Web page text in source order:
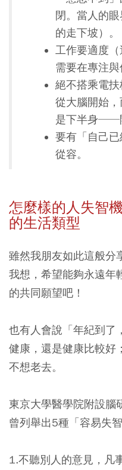
閉。當人的
的走下坡）。
工作要適度（
需要在專注
絕不搭乘電
從大腦開始
是下半身──
要有「自己
從容。
怎麼樣的人失智
的生活類型
雖然我朋友如此這般分
我想，希望能夠永遠年
的共同願望吧！
也有人會說「年紀到了
健康，還是健康比較好
不想老去。
東京大學醫學院附設腦
曾列舉出5種「容易失
1.不聽別人的意見，凡